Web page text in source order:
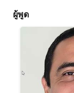
ผู้พูด